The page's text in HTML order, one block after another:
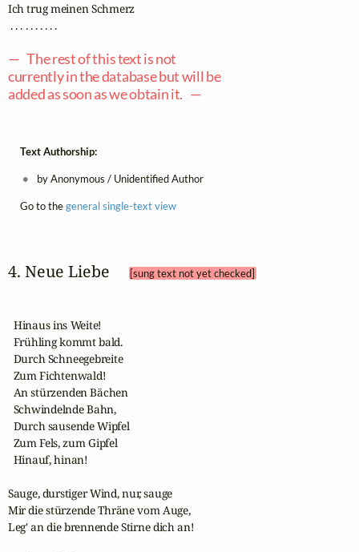
Ich trug meinen Schmerz
. . . . . . . . . .
— The rest of this text is not
currently in the database but will be
added as soon as we obtain it. —
Text Authorship:
by Anonymous / Unidentified Author
Go to thegeneral single-text view
4. Neue Liebe [sung text not yet checked]
  Hinaus ins Weite!
  Frühling kommt bald.
  Durch Schneegebreite
  Zum Fichtenwald!
  An stürzenden Bächen
  Schwindelnde Bahn,
  Durch sausende Wipfel
  Zum Fels, zum Gipfel
  Hinauf, hinan!
Sauge, durstiger Wind, nur, sauge
Mir die stürzende Thräne vom Auge,
Leg' an die brennende Stirne dich an!